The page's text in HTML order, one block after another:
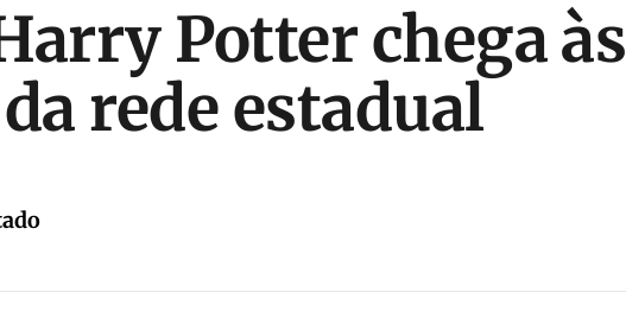
Potter chega às
rede estadual